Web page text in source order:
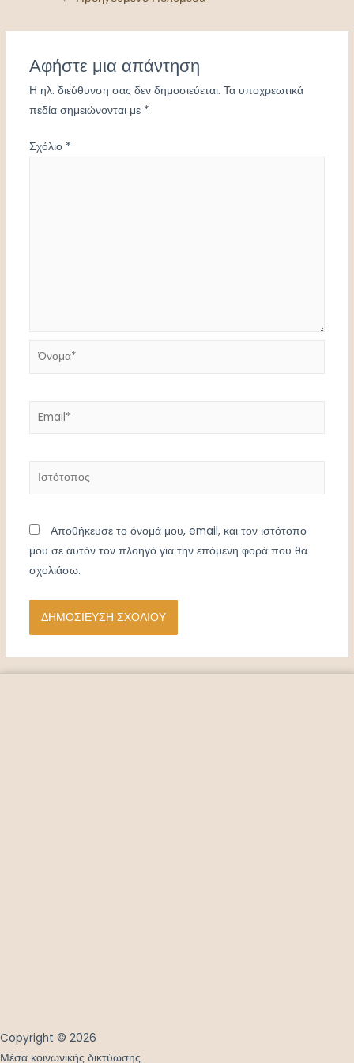
Αφήστε μια απάντηση
Η ηλ. διεύθυνση σας δεν δημοσιεύεται. Τα υποχρεωτικά
πεδία σημειώνονται με *
Σχόλιο *
Όνομα*
Email*
Ιστότοπος
Αποθήκευσε το όνομά μου, email, και τον ιστότοπο
μου σε αυτόν τον πλοηγό για την επόμενη φορά που θα
σχολιάσω.
Copyright © 2026
Μέσα κοινωνικής δικτύωσης